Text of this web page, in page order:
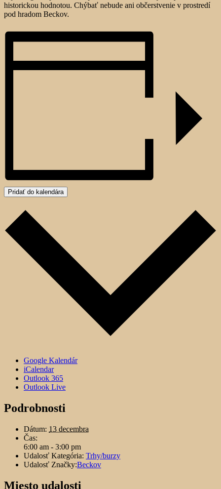
historickou hodnotou. Chýbať nebude ani občerstvenie v prostredí
pod hradom Beckov.
Pridať do kalendára
Google Kalendár
iCalendar
Outlook 365
Outlook Live
Podrobnosti
Dátum: 13 decembra
Čas:
6:00 am - 3:00 pm
Udalosť Kategória: Trhy/burzy
Udalosť Značky:Beckov
Miesto udalosti